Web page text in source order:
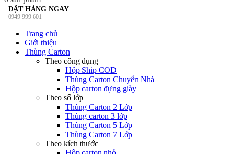
ĐẶT HÀNG NGAY
0949 999 601
Trang chủ
Giới thiệu
Thùng Carton
Theo công dụng
Hộp Ship COD
Thùng Carton Chuyển Nhà
Hộp carton đựng giày
Theo số lớp
Thùng Carton 2 Lớp
Thùng carton 3 lớp
Thùng Carton 5 Lớp
Thùng Carton 7 Lớp
Theo kích thước